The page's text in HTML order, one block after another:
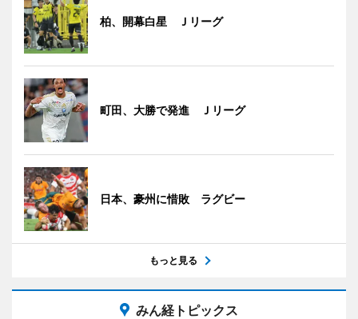
柏、開幕白星 Ｊリーグ
町田、大勝で発進 Ｊリーグ
日本、豪州に惜敗 ラグビー
もっと見る
みん経トピックス